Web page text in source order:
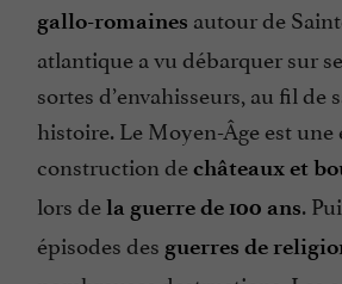
gallo-romaines autour de
atlantique a vu débarquer sur
sortes d’envahisseurs, au fil de
histoire. Le Moyen-Âge est
construction dechâteaux et
lors dela guerre de 100 ans.
épisodes des guerres de